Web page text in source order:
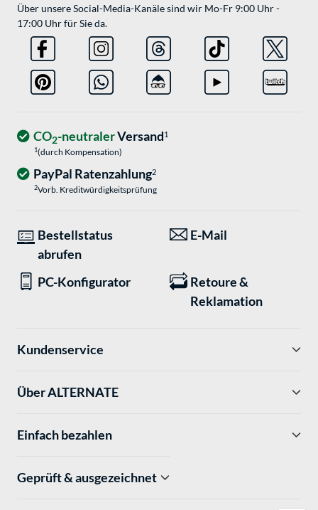
Über unsere Social-Media-Kanäle sind wir Mo-Fr 9:00 Uhr -
17:00 Uhr für Sie da.
CO2-neutralerVersand1
1(durch Kompensation)
PayPal Ratenzahlung2
2Vorb. Kreditwürdigkeitsprüfung
Bestellstatus
abrufen
E-Mail
PC-Konfigurator
Retoure &
Reklamation
Kundenservice
Über ALTERNATE
Einfach bezahlen
Geprüft & ausgezeichnet